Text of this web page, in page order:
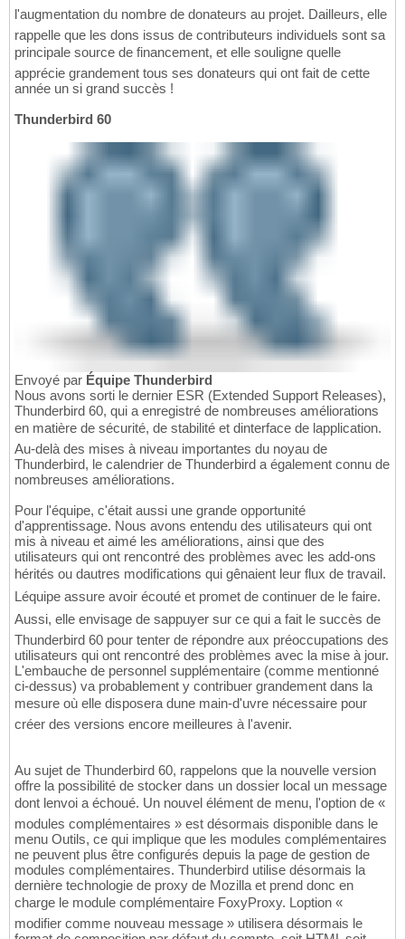
l'augmentation du nombre de donateurs au projet. Dailleurs, elle
rappelle que les dons issus de contributeurs individuels sont sa
principale source de financement, et elle souligne quelle
apprécie grandement tous ses donateurs qui ont fait de cette
année un si grand succès !
Thunderbird 60
Envoyé par Équipe Thunderbird
Nous avons sorti le dernier ESR (Extended Support Releases),
Thunderbird 60, qui a enregistré de nombreuses améliorations
en matière de sécurité, de stabilité et dinterface de lapplication.
Au-delà des mises à niveau importantes du noyau de
Thunderbird, le calendrier de Thunderbird a également connu de
nombreuses améliorations.
Pour l'équipe, c'était aussi une grande opportunité
d'apprentissage. Nous avons entendu des utilisateurs qui ont
mis à niveau et aimé les améliorations, ainsi que des
utilisateurs qui ont rencontré des problèmes avec les add-ons
hérités ou dautres modifications qui gênaient leur flux de travail.
Léquipe assure avoir écouté et promet de continuer de le faire.
Aussi, elle envisage de sappuyer sur ce qui a fait le succès de
Thunderbird 60 pour tenter de répondre aux préoccupations des
utilisateurs qui ont rencontré des problèmes avec la mise à jour.
L'embauche de personnel supplémentaire (comme mentionné
ci-dessus) va probablement y contribuer grandement dans la
mesure où elle disposera dune main-d'uvre nécessaire pour
créer des versions encore meilleures à l'avenir.
Au sujet de Thunderbird 60, rappelons que la nouvelle version
offre la possibilité de stocker dans un dossier local un message
dont lenvoi a échoué. Un nouvel élément de menu, l'option de «
modules complémentaires » est désormais disponible dans le
menu Outils, ce qui implique que les modules complémentaires
ne peuvent plus être configurés depuis la page de gestion de
modules complémentaires. Thunderbird utilise désormais la
dernière technologie de proxy de Mozilla et prend donc en
charge le module complémentaire FoxyProxy. Loption «
modifier comme nouveau message » utilisera désormais le